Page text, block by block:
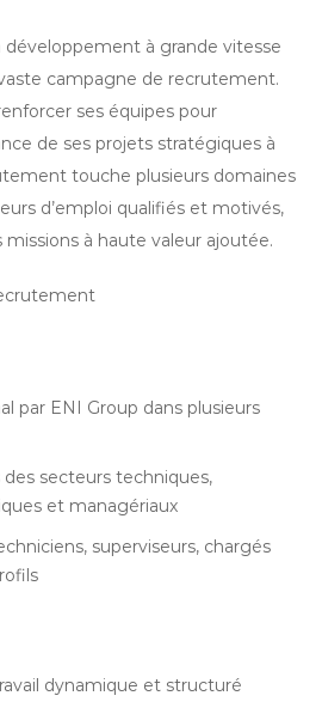
développement à grande vitesse
campagne de recrutement.
ses équipes pour
de ses projets stratégiques à
touche plusieurs domaines
d’emploi qualifiés et motivés,
à haute valeur ajoutée.
par ENI Group dans plusieurs
secteurs techniques,
et managériaux
superviseurs, chargés
dynamique et structuré